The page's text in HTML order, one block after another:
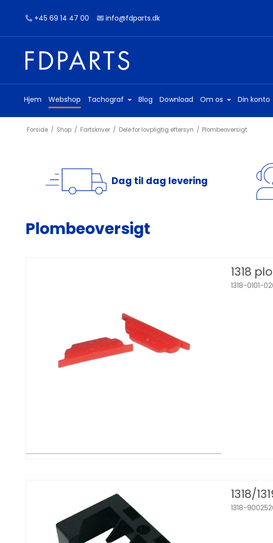
+45 69 14 47 00 info@fdparts.dk
Hjem Webshop Tachograf Blog Download Om os Din konto
Forside / Shop / Fartskriver / Dele for lovpligtig eftersyn / Plombeoversigt
Dag til dag levering
Plombeoversigt
1318
1318-0101-
1318/
1318-